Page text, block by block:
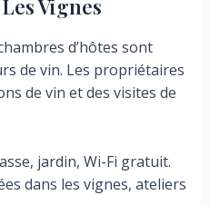
Vignes
d’hôtes sont
de vin. Les propriétaires
de vin et des visites de
jardin, Wi-Fi gratuit.
dans les vignes, ateliers